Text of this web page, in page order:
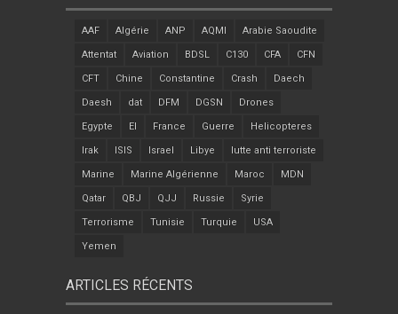
AAF Algérie ANP AQMI Arabie Saoudite
Attentat Aviation BDSL C130 CFA CFN
CFT Chine Constantine Crash Daech
Daesh dat DFM DGSN Drones
Egypte EI France Guerre Helicopteres
Irak ISIS Israel Libye lutte anti terroriste
Marine Marine Algérienne Maroc MDN
Qatar QBJ QJJ Russie Syrie
Terrorisme Tunisie Turquie USA
Yemen
ARTICLES RÉCENTS